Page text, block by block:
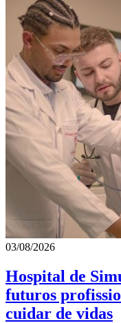
03/08/2026
Hospital de
futuros
cuidar de vidas